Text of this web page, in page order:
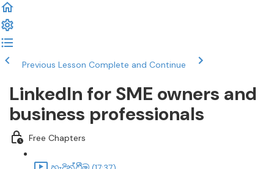
Previous Lesson Complete and Continue
LinkedIn for SME owners and
business professionals
Free Chapters